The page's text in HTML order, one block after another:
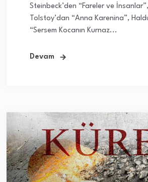
Steinbeck’den “Fareler ve
Tolstoy’dan “Anna Karenina”,
“Sersem Kocanın Kurnaz...
Devam